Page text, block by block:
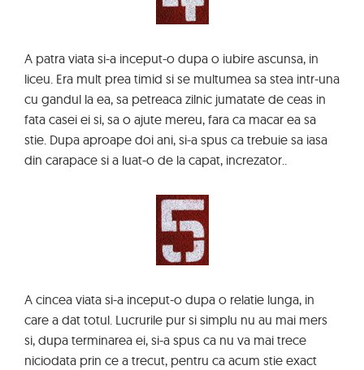
A patra viata si-a inceput-o dupa o iubire ascunsa, in
liceu. Era mult prea timid si se multumea sa stea intr-una
cu gandul la ea, sa petreaca zilnic jumatate de ceas in
fata casei ei si, sa o ajute mereu, fara ca macar ea sa
stie. Dupa aproape doi ani, si-a spus ca trebuie sa iasa
din carapace si a luat-o de la capat, increzator..
A cincea viata si-a inceput-o dupa o relatie lunga, in
care a dat totul. Lucrurile pur si simplu nu au mai mers
si, dupa terminarea ei, si-a spus ca nu va mai trece
niciodata prin ce a trecut, pentru ca acum stie exact